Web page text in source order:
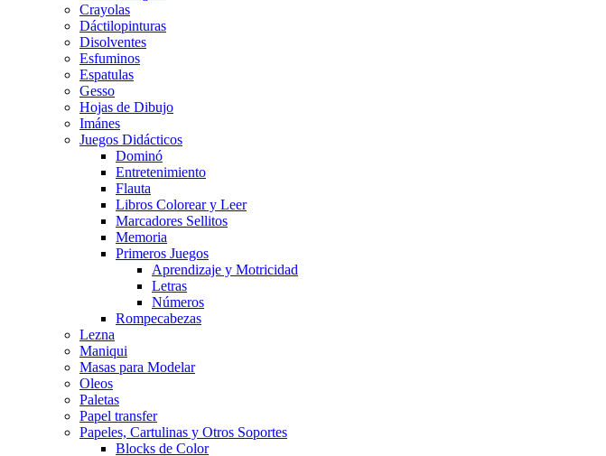
Crayolas
Dáctilopinturas
Disolventes
Esfuminos
Espatulas
Gesso
Hojas de Dibujo
Imánes
Juegos Didácticos
Dominó
Entretenimiento
Flauta
Libros Colorear y Leer
Marcadores Sellitos
Memoria
Primeros Juegos
Aprendizaje y Motricidad
Letras
Números
Rompecabezas
Lezna
Maniqui
Masas para Modelar
Oleos
Paletas
Papel transfer
Papeles, Cartulinas y Otros Soportes
Blocks de Color